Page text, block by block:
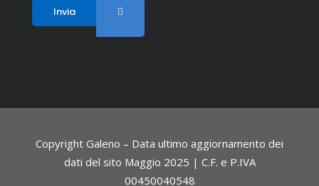
Copyright Galeno – Data ultimo aggiornamento dei
dati del sito Maggio 2025 | C.F. e P.IVA
00450040548